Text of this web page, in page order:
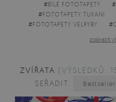
#BÍLÉ FOTOTAPETY #
#FOTOTAPETY TUKANI
#FOTOTAPETY VELRYBY #
zobrazit
ZVÍŘATA [VÝSLEDKŮ:
SEŘADIT:
Bestseller